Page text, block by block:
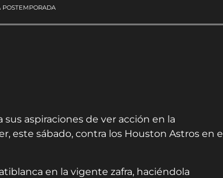
POSTEMPORADA
aspiraciones de ver acción en la
este sábado, contra los Houston Astros en el
en la vigente zafra, haciéndola